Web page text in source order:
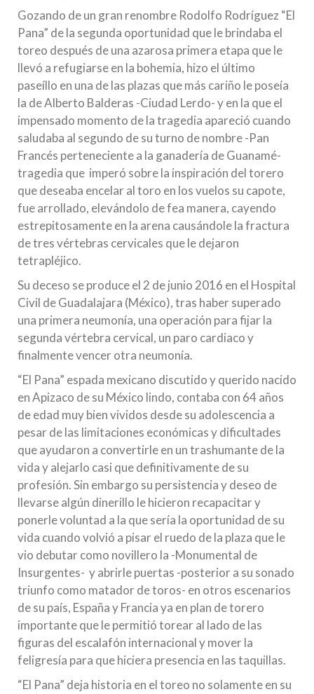
Gozando de un gran renombre Rodolfo Rodríguez “El
Pana” de la segunda oportunidad que le brindaba el
toreo después de una azarosa primera etapa que le
llevó a refugiarse en la bohemia, hizo el último
paseíllo en una de las plazas que más cariño le poseía
la de Alberto Balderas -Ciudad Lerdo- y en la que el
impensado momento de la tragedia apareció cuando
saludaba al segundo de su turno de nombre -Pan
Francés perteneciente a la ganadería de Guanamé-
tragedia que imperó sobre la inspiración del torero
que deseaba encelar al toro en los vuelos su capote,
fue arrollado, elevándolo de fea manera, cayendo
estrepitosamente en la arena causándole la fractura
de tres vértebras cervicales que le dejaron
tetrapléjico.
Su deceso se produce el 2 de junio 2016 en el Hospital
Civil de Guadalajara (México), tras haber superado
una primera neumonía, una operación para fijar la
segunda vértebra cervical, un paro cardiaco y
finalmente vencer otra neumonía.
“El Pana” espada mexicano discutido y querido nacido
en Apizaco de su México lindo, contaba con 64 años
de edad muy bien vividos desde su adolescencia a
pesar de las limitaciones económicas y dificultades
que ayudaron a convertirle en un trashumante de la
vida y alejarlo casi que definitivamente de su
profesión. Sin embargo su persistencia y deseo de
llevarse algún dinerillo le hicieron recapacitar y
ponerle voluntad a la que sería la oportunidad de su
vida cuando volvió a pisar el ruedo de la plaza que le
vio debutar como novillero la -Monumental de
Insurgentes- y abrirle puertas -posterior a su sonado
triunfo como matador de toros- en otros escenarios
de su país, España y Francia ya en plan de torero
importante que le permitió torear al lado de las
figuras del escalafón internacional y mover la
feligresía para que hiciera presencia en las taquillas.
“El Pana” deja historia en el toreo no solamente en su